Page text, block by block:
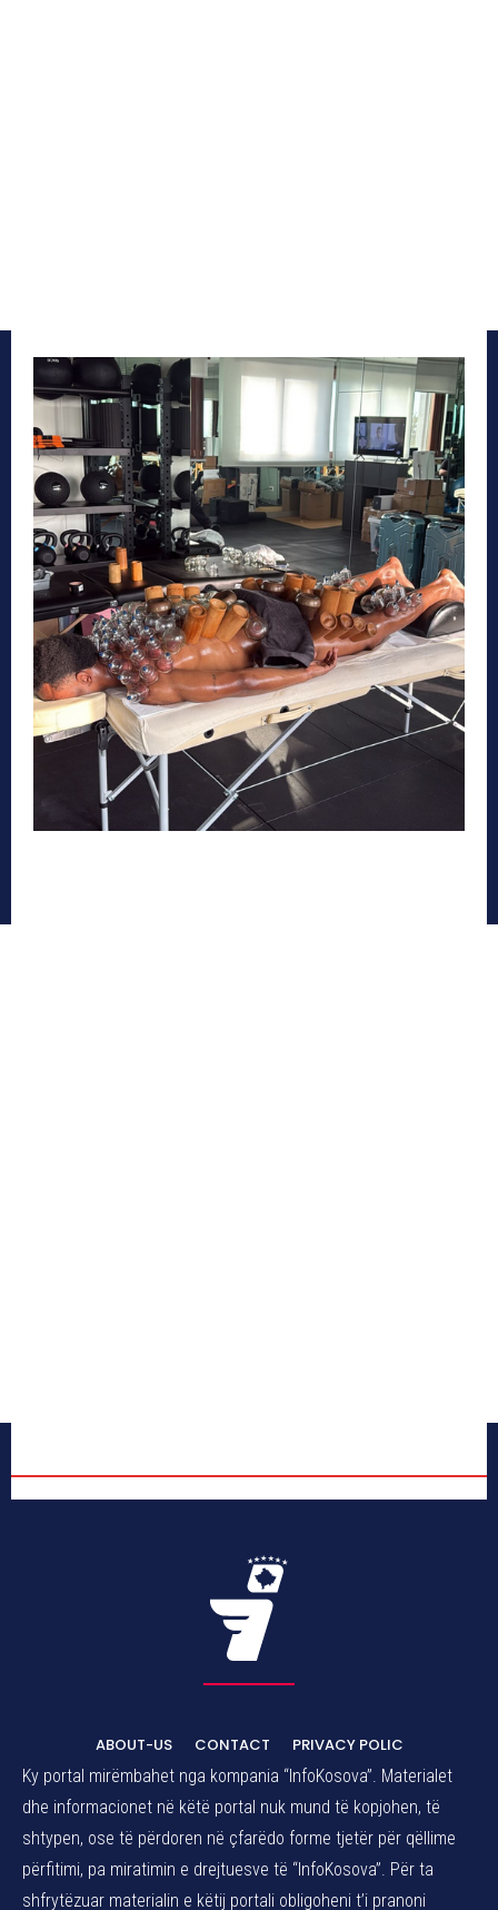
ABOUT-US CONTACT
PRIVACY POLIC
Ky portal mirëmbahet nga kompania “InfoKosova”. Materialet
dhe informacionet në këtë portal nuk mund të kopjohen, të
shtypen, ose të përdoren në çfarëdo forme tjetër për qëllime
përfitimi, pa miratimin e drejtuesve të “InfoKosova”. Për ta
shfrytëzuar materialin e këtij portali obligoheni t’i pranoni